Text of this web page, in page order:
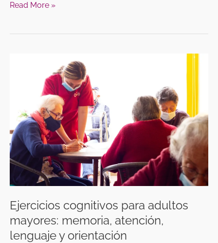
Read More »
Ejercicios cognitivos para adultos
mayores: memoria, atención,
lenguaje y orientación
mayores:
memoria,
atención,
lenguaje
y
orientación